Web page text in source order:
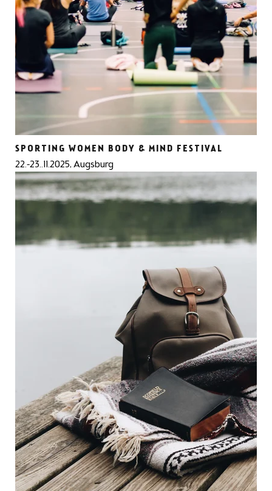
SPORTING WOMEN BODY & MIND FESTIVAL
22.-23..11.2025, Augsburg